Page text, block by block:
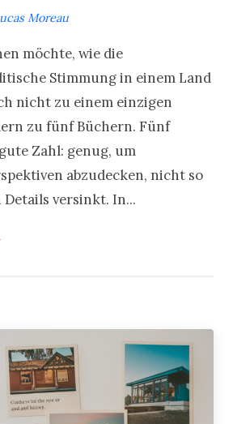
Moreau
möchte, wie die
Stimmung in einem Land
nicht zu einem einzigen
zu fünf Büchern. Fünf
Zahl: genug, um
abzudecken, nicht so
Details versinkt. In...